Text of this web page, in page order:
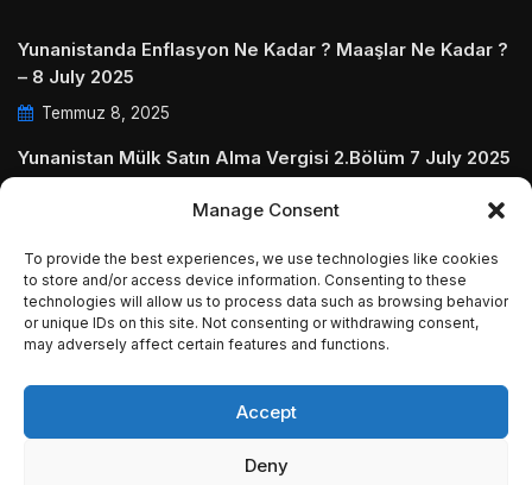
Manage Consent
To provide the best experiences, we use technologies like cookies
to store and/or access device information. Consenting to these
technologies will allow us to process data such as browsing behavior
or unique IDs on this site. Not consenting or withdrawing consent,
may adversely affect certain features and functions.
Accept
Deny
Yunanistanda Enflasyon Ne Kadar ? Maaşlar Ne Kadar ?
– 8 July 2025
Temmuz 8, 2025
Yunanistan Mülk Satın Alma Vergisi 2.Bölüm 7 July 2025
July 2025
Temmuz 5, 2025
© Copyright 2009 - 2025 InvestGreece. All Rights